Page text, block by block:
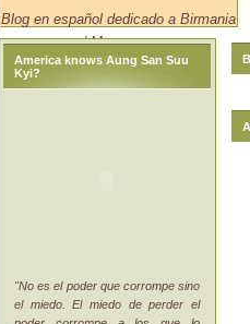
Blog en español dedicado a Birmania
/ Myanmar.
America knows Aung San Suu
Kyi?
"No es el poder que corrompe sino
el miedo. El miedo de perder el